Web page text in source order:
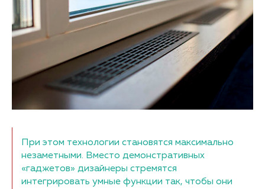
При этом технологии становятся максимально
незаметными. Вместо демонстративных
«гаджетов» дизайнеры стремятся
интегрировать умные функции так, чтобы они